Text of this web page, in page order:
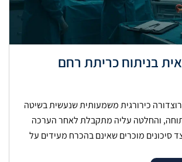
בניתוח כריתת רחם
כירורגית משמעותית שנעשית בשיטה
והחלטה עליה מתקבלת לאחר הערכה
סיכונים מוכרים שאינם בהכרח מעידים על